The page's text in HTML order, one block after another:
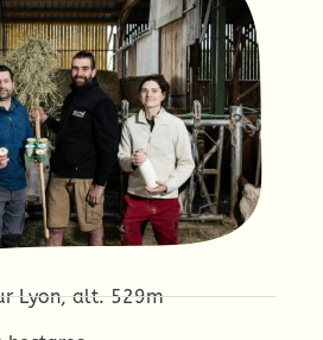
Lyon, alt. 529m